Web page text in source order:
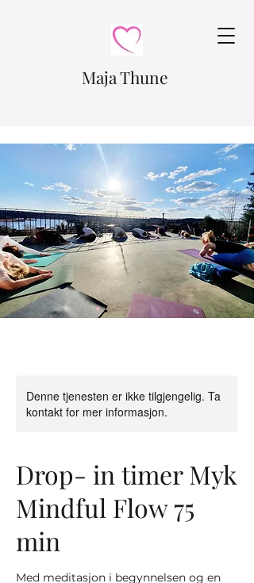
Maja Thune
Denne tjenesten er ikke tilgjengelig. Ta
kontakt for mer informasjon.
Drop- in timer Myk
Mindful Flow 75
min
Med meditasjon i begynnelsen og en